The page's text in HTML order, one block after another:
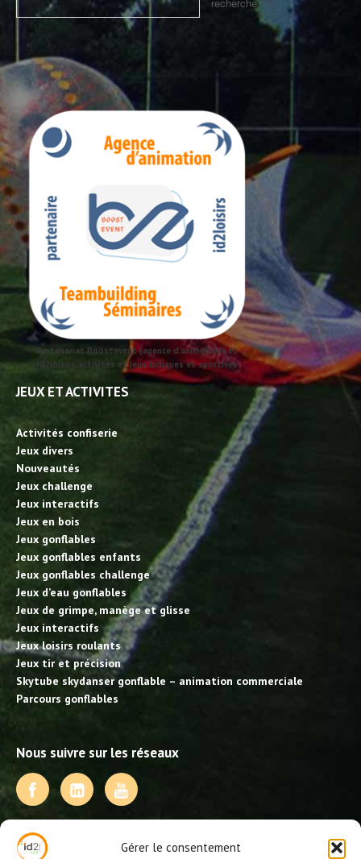
Gérer le consentement
Partenariat Boostevent (agence d'animation) et
id2loisirs activités et jeux ludiques et sportives
JEUX ET ACTIVITES
Activités confiserie
Jeux divers
Nouveautés
Jeux challenge
Jeux interactifs
Jeux en bois
Jeux gonflables
Jeux gonflables enfants
Jeux gonflables challenge
Jeux d’eau gonflables
Jeux de grimpe, manège et glisse
Jeux interactifs
Jeux loisirs roulants
Jeux tir et précision
Skytube skydanser gonflable – animation commerciale
Parcours gonflables
Nous suivre sur les réseaux
NOS PRESTATIONS